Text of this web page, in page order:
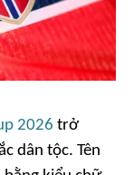
2026 trở
dân tộc. Tên